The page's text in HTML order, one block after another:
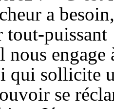
a
tout-puissant
nous engage
qui sollicite
se